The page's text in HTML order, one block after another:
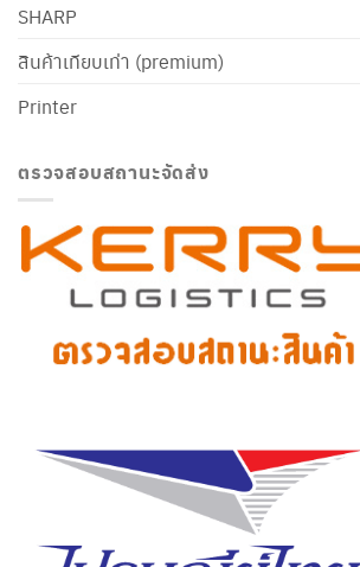
SHARP
สินค้าเทียบเท่า (premium)
Printer
ตรวจสอบสถานะจัดส่ง